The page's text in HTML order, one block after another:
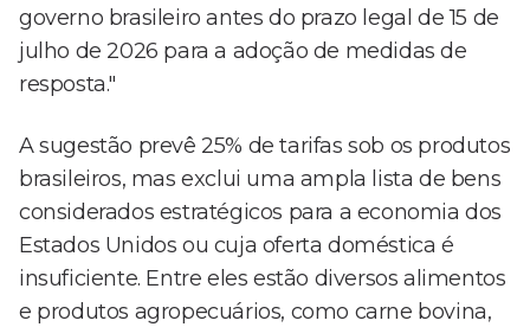
governo brasileiro antes do prazo legal de 15 de
julho de 2026 para a adoção de medidas de
resposta."
A sugestão prevê 25% de tarifas sob os produtos
brasileiros, mas exclui uma ampla lista de bens
considerados estratégicos para a economia dos
Estados Unidos ou cuja oferta doméstica é
insuficiente. Entre eles estão diversos alimentos
e produtos agropecuários, como carne bovina,